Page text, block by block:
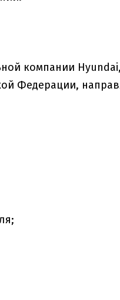
компании
Федерации,